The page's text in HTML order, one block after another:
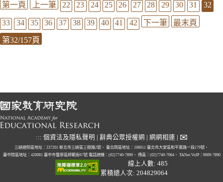
第一頁
上一筆 22 23 24 25 26 27 28 29 30 31 32
33 34 35 36 37 38 39 40 41 42 下一筆 最末頁
第32/157頁
::: 個資法及隱私聲明 | 辭典公眾授權網 | 網網相連 | ✉
三峽總院區地址：237201 新北市三峽區三樹路2號、 臺北院區地址：106011 臺北市大安區和平東路一段179號、
臺中院區地址：420081 臺中市豐原區師範街67號 電話總機：(02)7740-7890、 傳真：(02)7740-7064、 TANet VoIP：9009-7890
線上人數: 485
累積總人次: 204829064